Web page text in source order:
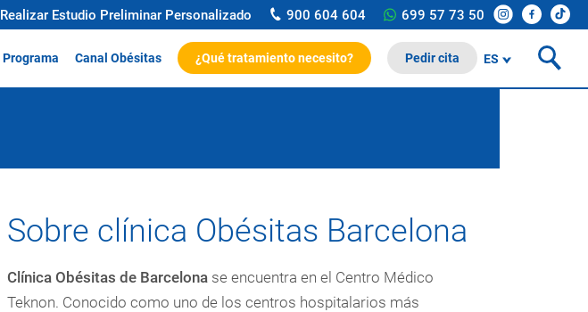
Realizar Estudio Preliminar Personalizado 900 604 604 699 57 73 50
Programa Canal Obésitas ¿Qué tratamiento necesito? Pedir cita ES
Sobre clínica Obésitas Barcelona
Clínica Obésitas de Barcelona se encuentra en el Centro Médico
Teknon. Conocido como uno de los centros hospitalarios más